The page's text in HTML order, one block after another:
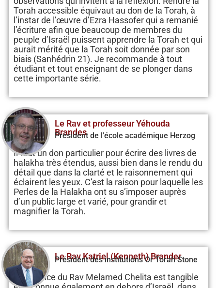
Torah accessible équivaut au don de la Torah, à
l’instar de l’œuvre d’Ezra Hassofer qui a remanié
l’écriture afin que beaucoup de membres du
peuple d’Israël puissent apprendre la Torah et qui
aurait mérité que la Torah soit donnée par son
biais (Sanhédrin 21). Je recommande à tout
étudiant et tout enseignant de se plonger dans
cette importante série.
Le Rav et professeur Yéhouda
Brandes
Président de l'école académique Herzog
Il faut un don particulier pour écrire des livres de
halakha très étendus, aussi bien dans le rendu du
détail que dans la clarté et le raisonnement qui
éclairent les yeux. C’est la raison pour laquelle les
Perles de la Halakha ont su s’imposer auprès
d’un public large et varié, pour grandir et
magnifier la Torah.
Le Rav Katriel (Kenneth) Brander
Président des institutions Or Torah Stone
L’influence du Rav Melamed Chelita est tangible